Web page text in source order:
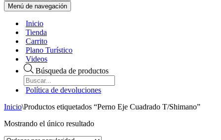
Menú de navegación
Inicio
Tienda
Carrito
Plano Turístico
Videos
Búsqueda de productos
Política de devoluciones
Inicio\Productos etiquetados “Perno Eje Cuadrado T/Shimano”
Mostrando el único resultado